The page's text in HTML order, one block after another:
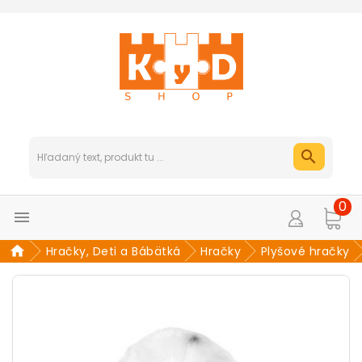

0
Hračky, Deti a Bábätká Hračky Plyšové hračky